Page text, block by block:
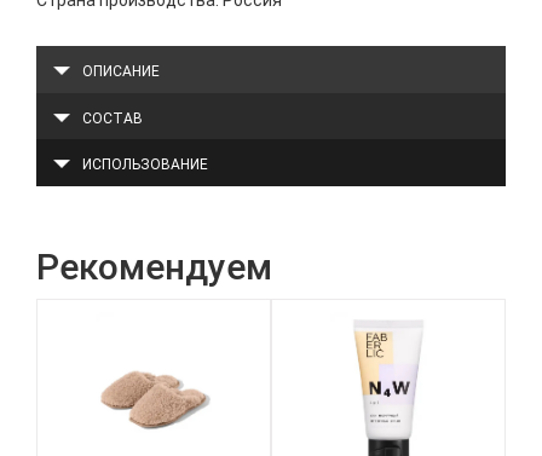
ОПИСАНИЕ
СОСТАВ
ИСПОЛЬЗОВАНИЕ
Рекомендуем